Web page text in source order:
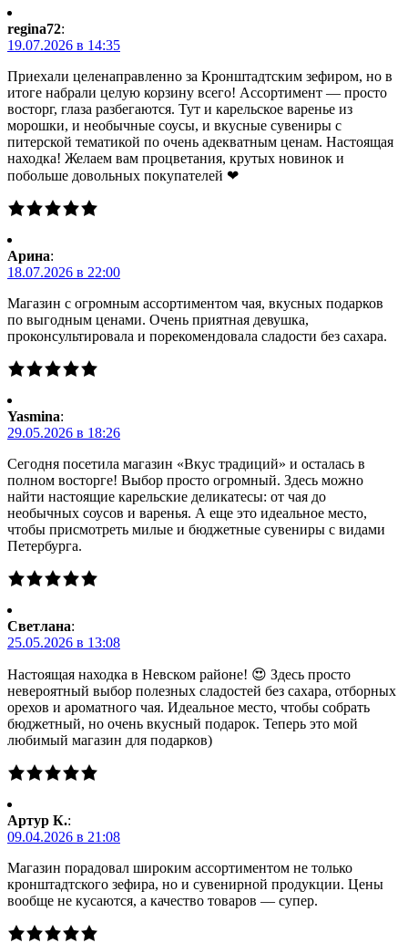
regina72:
19.07.2026 в 14:35
Приехали целенаправленно за Кронштадтским зефиром, но в
итоге набрали целую корзину всего! Ассортимент — просто
восторг, глаза разбегаются. Тут и карельское варенье из
морошки, и необычные соусы, и вкусные сувениры с
питерской тематикой по очень адекватным ценам. Настоящая
находка! Желаем вам процветания, крутых новинок и
побольше довольных покупателей ❤
Арина:
18.07.2026 в 22:00
Магазин с огромным ассортиментом чая, вкусных подарков
по выгодным ценами. Очень приятная девушка,
проконсультировала и порекомендовала сладости без сахара.
Yasmina:
29.05.2026 в 18:26
Сегодня посетила магазин «Вкус традиций» и осталась в
полном восторге! Выбор просто огромный. Здесь можно
найти настоящие карельские деликатесы: от чая до
необычных соусов и варенья. А еще это идеальное место,
чтобы присмотреть милые и бюджетные сувениры с видами
Петербурга.
Светлана:
25.05.2026 в 13:08
Настоящая находка в Невском районе! 😍 Здесь просто
невероятный выбор полезных сладостей без сахара, отборных
орехов и ароматного чая. Идеальное место, чтобы собрать
бюджетный, но очень вкусный подарок. Теперь это мой
любимый магазин для подарков)
Артур К.:
09.04.2026 в 21:08
Магазин порадовал широким ассортиментом не только
кронштадтского зефира, но и сувенирной продукции. Цены
вообще не кусаются, а качество товаров — супер.